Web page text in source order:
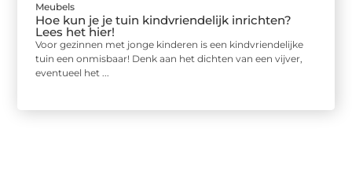
Meubels
Hoe kun je je tuin kindvriendelijk inrichten?
Lees het hier!
Voor gezinnen met jonge kinderen is een kindvriendelijke
tuin een onmisbaar! Denk aan het dichten van een vijver,
eventueel het ...